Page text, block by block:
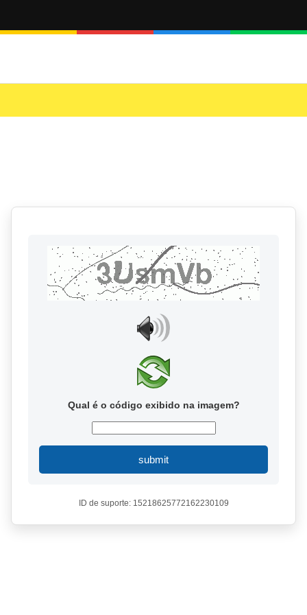
Qual é o código exibido na imagem?
submit
ID de suporte: 15218625772162230109